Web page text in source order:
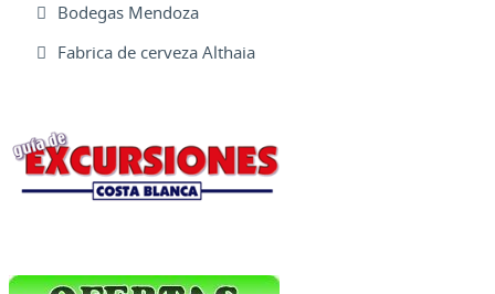
Bodegas Mendoza
Fabrica de cerveza Althaia